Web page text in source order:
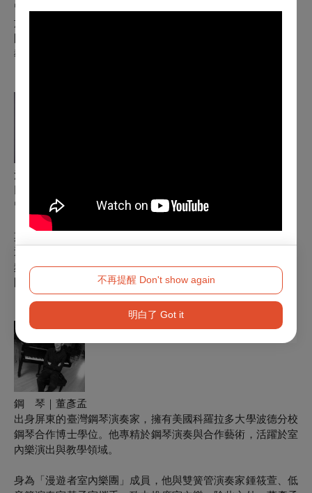
不再提醒 Don't show again
明白了 Got it
留德期間曾任北德交響樂團實習團員並赴俄交流。返臺後活躍
於交響樂與木管室內樂領域，現為 NTSO 臺灣青年交響樂
教育，現任教於雙十國中與清水國小音樂班。
法國號
留美期間曾任室內樂助教並活躍於各類樂團。
其演出足跡遍及歐亞，曾隨長榮交響樂團、樂興之時等赴海外
巡演，亦曾任國家交響樂團協演人員。近年致力於室內樂，並
頻繁參與臺南市交響樂團、對位室內樂團及台灣藝術家交響樂
鋼 琴｜董彥孟
出身屏東的臺灣鋼琴演奏家，擁有美國科羅拉多大學波德分校
鋼琴合作博士學位。他專精於鋼琴演奏與合作藝術，活躍於室
內樂演出與教學領域。
身為「漫遊者室內樂團」成員，他與雙簧管演奏家鍾筱萱、低